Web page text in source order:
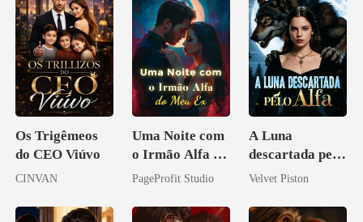
Os Trigêmeos
do CEO Viúvo
CINVAN
Uma Noite com
o Irmão Alfa do
Meu Ex
PageProfit Studio
A Luna
descartada pelo
Alfa
Velvet Piston